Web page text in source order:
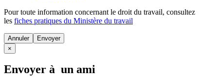
Pour toute information concernant le droit du travail, consultez
les fiches pratiques du Ministère du travail
Annuler
×
Envoyer à un ami